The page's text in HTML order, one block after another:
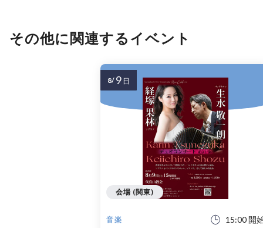
その他に関連するイベント
音楽 15:00 開
会場 (関東)
8/ 9 日